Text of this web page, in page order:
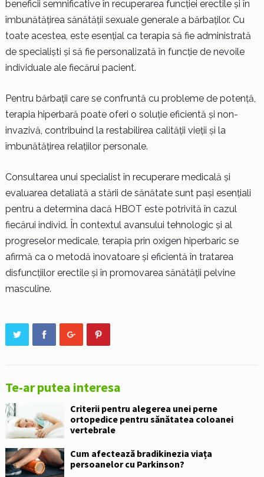
beneficii semnificative în recuperarea funcției erectile și în
îmbunătățirea sănătății sexuale generale a bărbaților. Cu
toate acestea, este esențial ca terapia să fie administrată
de specialiști și să fie personalizată în funcție de nevoile
individuale ale fiecărui pacient.
Pentru bărbații care se confruntă cu probleme de potență,
terapia hiperbară poate oferi o soluție eficientă și non-
invazivă, contribuind la restabilirea calității vieții și la
îmbunătățirea relațiilor personale.
Consultarea unui specialist în recuperare medicală și
evaluarea detaliată a stării de sănătate sunt pași esențiali
pentru a determina dacă HBOT este potrivită în cazul
fiecărui individ. În contextul avansului tehnologic și al
progreselor medicale, terapia prin oxigen hiperbaric se
afirmă ca o metodă inovatoare și eficientă în tratarea
disfuncțiilor erectile și în promovarea sănătății pelvine
masculine.
Te-ar putea interesa
Criterii pentru alegerea unei perne
ortopedice pentru sănătatea coloanei
vertebrale
Cum afectează bradikinezia viața
persoanelor cu Parkinson?